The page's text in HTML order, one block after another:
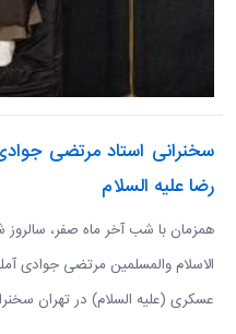
سخنرانی استاد مرتضی
رضا علیه السلام
همزمان با شب آخر ماه صفر،
الاسلام والمسلمین مرتضی
عسکری (علیه السلام) در تهران